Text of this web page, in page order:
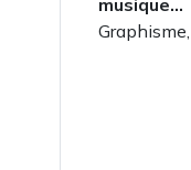
musique…